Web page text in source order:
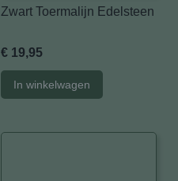
Zwart Toermalijn Edelsteen
€ 19,95
In winkelwagen